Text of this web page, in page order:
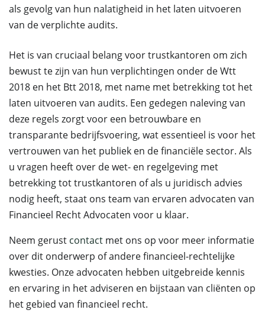
als gevolg van hun nalatigheid in het laten uitvoeren
van de verplichte audits.
Het is van cruciaal belang voor trustkantoren om zich
bewust te zijn van hun verplichtingen onder de Wtt
2018 en het Btt 2018, met name met betrekking tot het
laten uitvoeren van audits. Een gedegen naleving van
deze regels zorgt voor een betrouwbare en
transparante bedrijfsvoering, wat essentieel is voor het
vertrouwen van het publiek en de financiële sector. Als
u vragen heeft over de wet- en regelgeving met
betrekking tot trustkantoren of als u juridisch advies
nodig heeft, staat ons team van ervaren advocaten van
Financieel Recht Advocaten voor u klaar.
Neem gerust contact met ons op voor meer informatie
over dit onderwerp of andere financieel-rechtelijke
kwesties. Onze advocaten hebben uitgebreide kennis
en ervaring in het adviseren en bijstaan van cliënten op
het gebied van financieel recht.